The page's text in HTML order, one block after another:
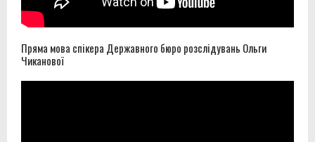
Пряма мова спікера Державного бюро розслідувань Ольги
Чиканової